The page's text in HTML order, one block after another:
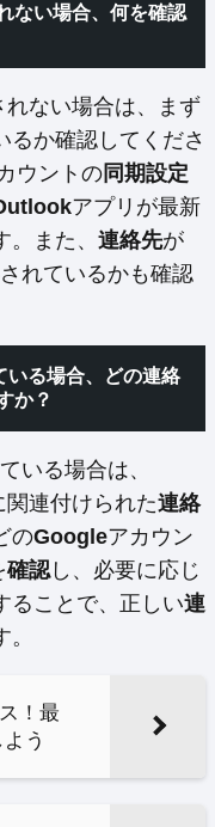
ない場合、何を確認
れない場合は、まず
るか確認してくださ
ウントの同期設定
アプリが最新
また、 連絡先が
れているかも確認
る場合、どの連絡
か？
いる場合は、
関連付けられた連絡
のGoogleアカウン
確認し、必要に応じ
ることで、正しい連
！最
う